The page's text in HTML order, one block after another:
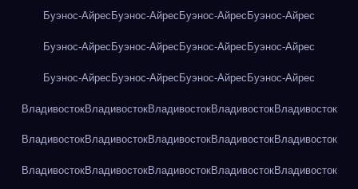
Буэнос-Айрес Буэнос-Айрес Буэнос-Айрес Буэнос-Айрес
Буэнос-Айрес Буэнос-Айрес Буэнос-Айрес Буэнос-Айрес
Буэнос-Айрес Буэнос-Айрес Буэнос-Айрес Буэнос-Айрес
ВладивостокВладивостокВладивостокВладивостокВладивосток
ВладивостокВладивостокВладивостокВладивостокВладивосток
ВладивостокВладивостокВладивостокВладивостокВладивосток